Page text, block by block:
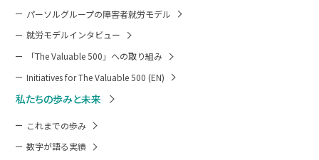
パーソルグループの障害者就労モデル
就労モデルインタビュー
「The Valuable 500」への取り組み
Initiatives for The Valuable 500 (EN)
私たちの歩みと未来
これまでの歩み
数字が語る実績